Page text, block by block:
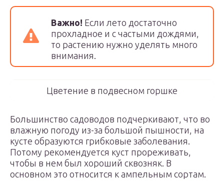
Важно! Если лето достаточно
прохладное и с частыми дождями,
то растению нужно уделять много
внимания.
Цветение в подвесном горшке
Большинство садоводов подчеркивают, что во
влажную погоду из-за большой пышности, на
кусте образуются грибковые заболевания.
Потому рекомендуется куст прореживать,
чтобы в нем был хороший сквозняк. В
основном это относится к ампельным сортам.